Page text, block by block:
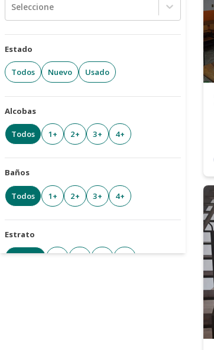
Seleccione
Estado
Todos Nuevo Usado
Alcobas
Todos 1+ 2+ 3+ 4+
Baños
Todos 1+ 2+ 3+ 4+
Estrato